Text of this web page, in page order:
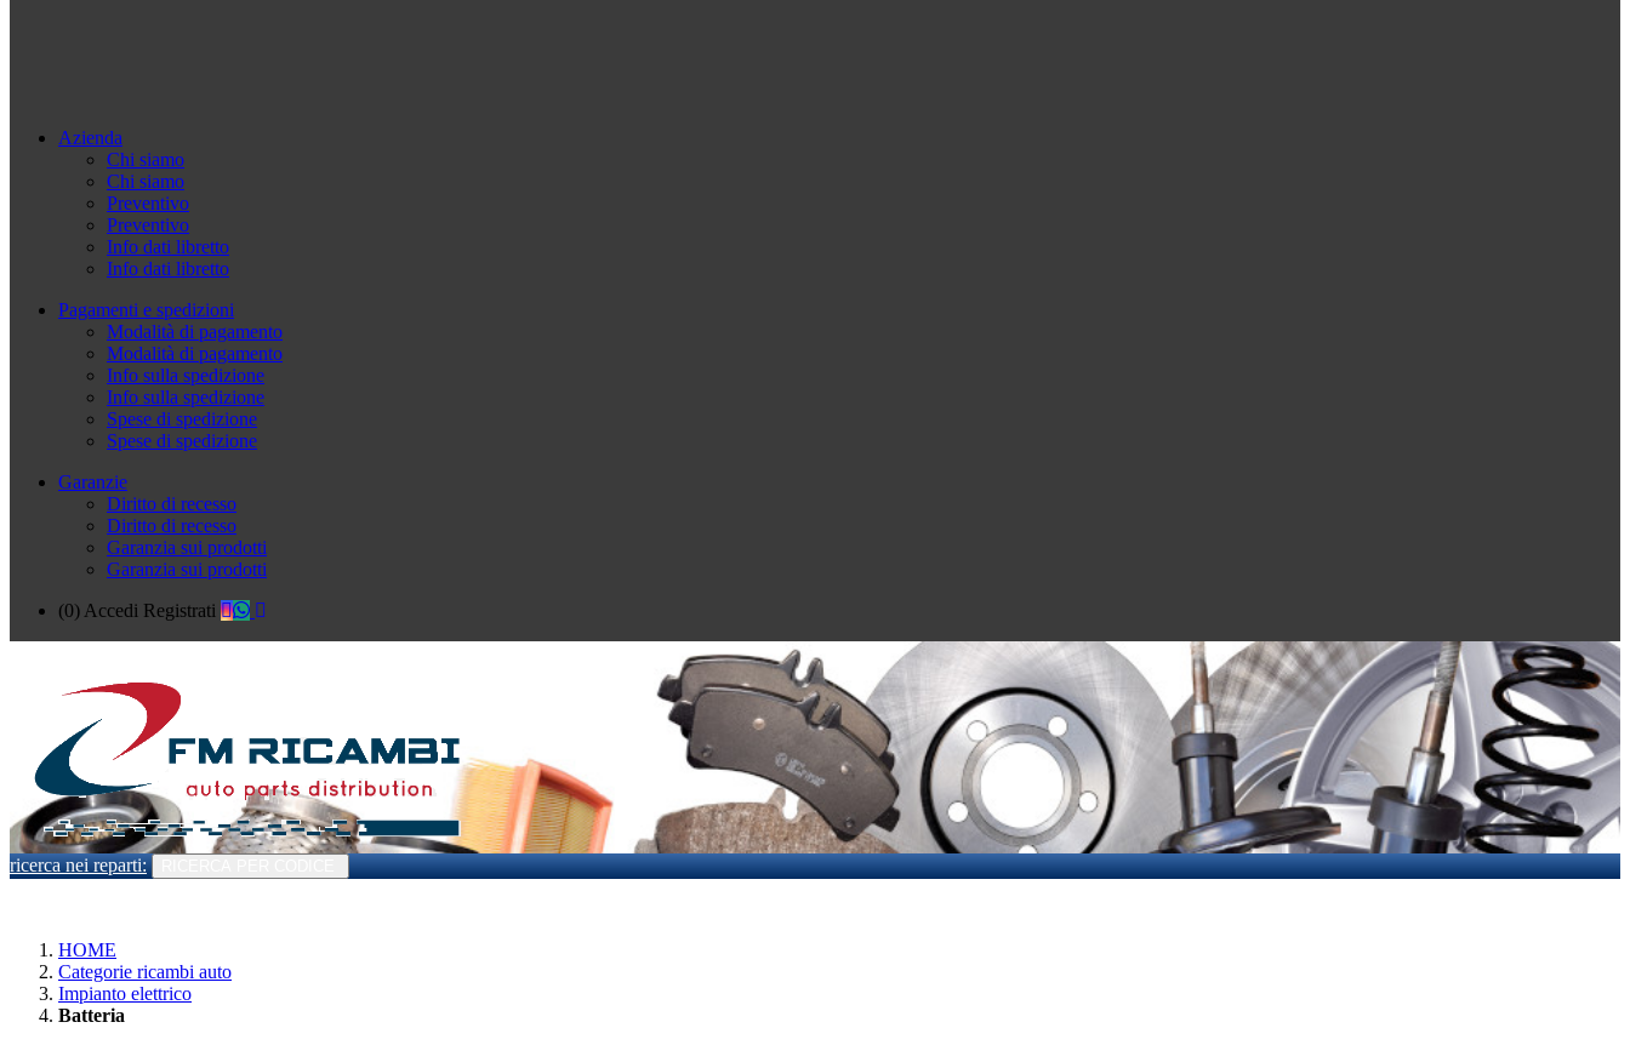
Azienda
Chi siamo
Chi siamo
Preventivo
Preventivo
Info dati libretto
Info dati libretto
Pagamenti e spedizioni
Modalità di pagamento
Modalità di pagamento
Info sulla spedizione
Info sulla spedizione
Spese di spedizione
Spese di spedizione
Garanzie
Diritto di recesso
Diritto di recesso
Garanzia sui prodotti
Garanzia sui prodotti
(0) Accedi Registrati
ricerca nei reparti:
HOME
Categorie ricambi auto
Impianto elettrico
Batteria